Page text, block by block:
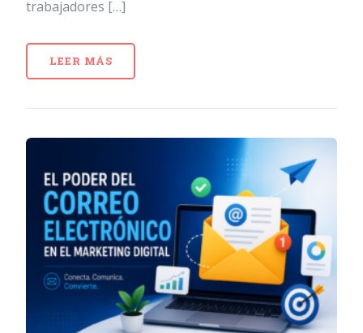
trabajadores […]
LEER MÁS